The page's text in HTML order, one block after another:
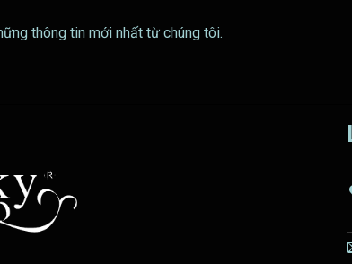
thông tin mới nhất từ chúng tôi.